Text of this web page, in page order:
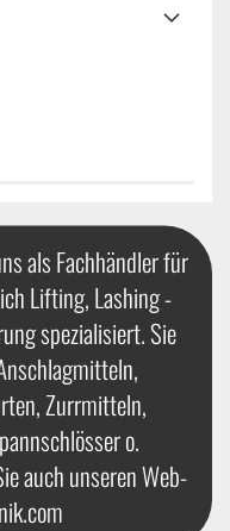
als Fachhändler für
Lifting, Lashing -
spezialisiert. Sie
Zurrmitteln,
o.
auch unseren Web-